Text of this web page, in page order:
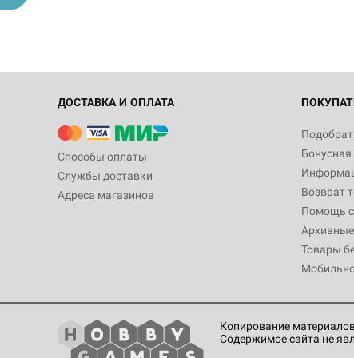
ДОСТАВКА И ОПЛАТА
Способы оплаты
Службы доставки
Адреса магазинов
Возврат
Помощь
Товары
Копирование
Содержимое сайта не